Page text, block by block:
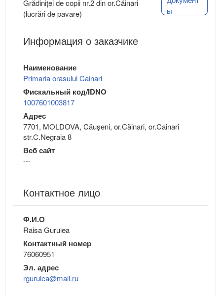
Grădiniței de copii nr.2 din or.Căinari
(lucrări de pavare)
ы
Информация о заказчике
Наименование
Primaria orasului Cainari
Фискальный код/IDNO
1007601003817
Адрес
7701, MOLDOVA, Căuşeni, or.Căinari, or.Cainari
str.C.Negraia 8
Веб сайт
---
Контактное лицо
Ф.И.О
Raisa Gurulea
Контактный номер
76060951
Эл. адрес
rgurulea@mail.ru